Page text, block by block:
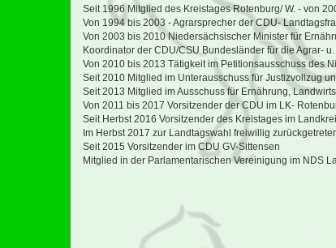
Seit 1996 Mitglied des Kreistages Rotenburg/ W. - von
Von 1994 bis 2003 - Agrarsprecher der CDU-
Von 2003 bis 2010 Niedersächsischer Minister für
Koordinator der CDU/CSU Bundesländer für die Agrar-
Von 2010 bis 2013 Tätigkeit im Petitionsausschuss des
Seit 2010 Mitglied im Unterausschuss für Justizvollzug
Seit 2013 Mitglied im Ausschuss für Ernährung,
Von 2011 bis 2017 Vorsitzender der CDU im LK-
Seit Herbst 2016 Vorsitzender des Kreistages im
Im Herbst 2017 zur Landtagswahl freiwillig
Seit 2015 Vorsitzender im CDU GV-Sittensen
Mitglied in der Parlamentarischen Vereinigung im NDS